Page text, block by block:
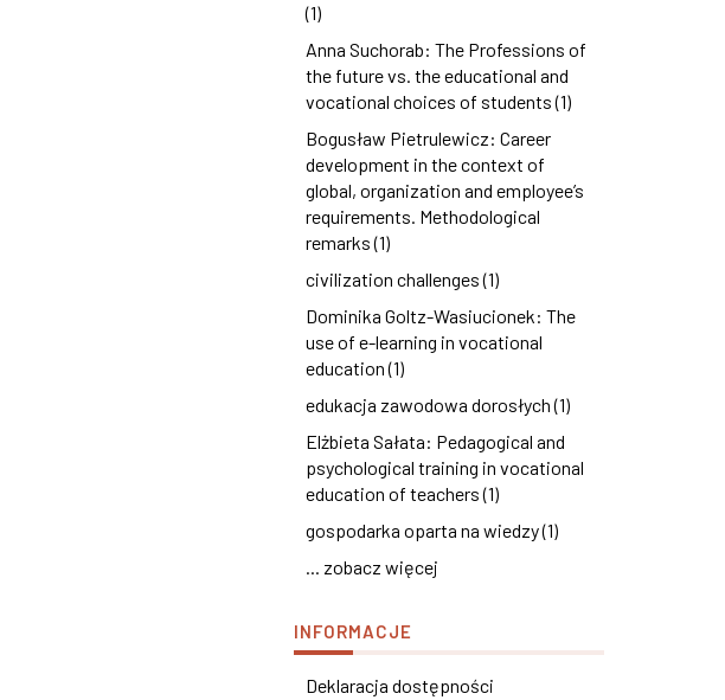
(1)
Anna Suchorab: The Professions of
the future vs. the educational and
vocational choices of students (1)
Bogusław Pietrulewicz: Career
development in the context of
global, organization and employee’s
requirements. Methodological
remarks (1)
civilization challenges (1)
Dominika Goltz-Wasiucionek: The
use of e-learning in vocational
education (1)
edukacja zawodowa dorosłych (1)
Elżbieta Sałata: Pedagogical and
psychological training in vocational
education of teachers (1)
gospodarka oparta na wiedzy (1)
... zobacz więcej
INFORMACJE
Deklaracja dostępności